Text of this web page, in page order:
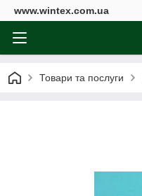
www.wintex.com.ua
Товари та послуги